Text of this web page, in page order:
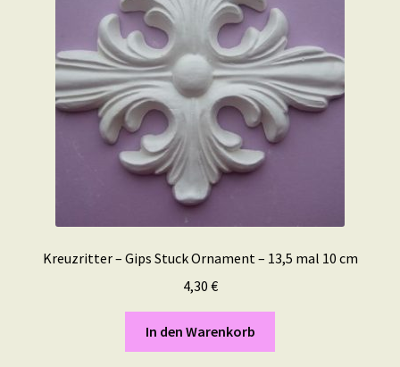
Kreuzritter – Gips Stuck Ornament – 13,5 mal 10 cm
4,30 €
In den Warenkorb